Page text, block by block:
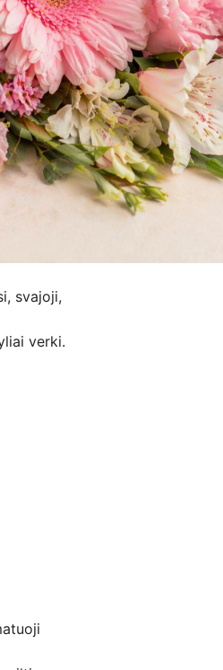
svajoji,
verki.